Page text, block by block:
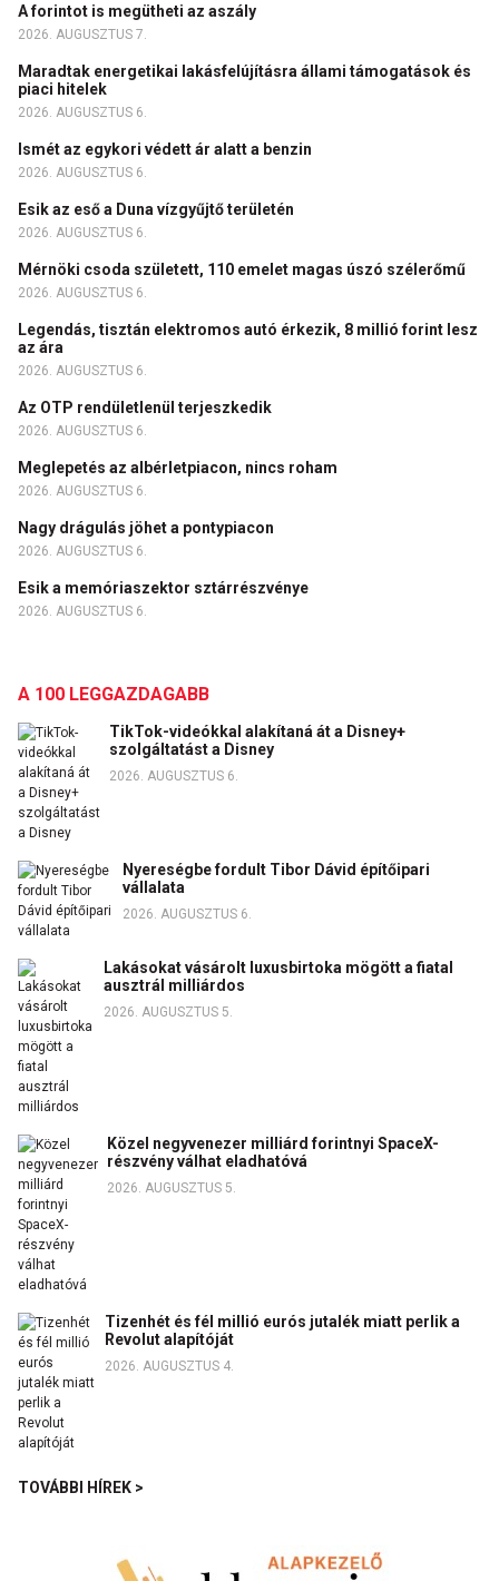
A forintot is megütheti az aszály
2026. AUGUSZTUS 7.
Maradtak energetikai lakásfelújításra állami támogatások és
piaci hitelek
2026. AUGUSZTUS 6.
Ismét az egykori védett ár alatt a benzin
2026. AUGUSZTUS 6.
Esik az eső a Duna vízgyűjtő területén
2026. AUGUSZTUS 6.
Mérnöki csoda született, 110 emelet magas úszó szélerőmű
2026. AUGUSZTUS 6.
Legendás, tisztán elektromos autó érkezik, 8 millió forint lesz
az ára
2026. AUGUSZTUS 6.
Az OTP rendületlenül terjeszkedik
2026. AUGUSZTUS 6.
Meglepetés az albérletpiacon, nincs roham
2026. AUGUSZTUS 6.
Nagy drágulás jöhet a pontypiacon
2026. AUGUSZTUS 6.
Esik a memóriaszektor sztárrészvénye
2026. AUGUSZTUS 6.
A 100 LEGGAZDAGABB
TikTok-videókkal alakítaná át a Disney+
szolgáltatást a Disney
2026. AUGUSZTUS 6.
Nyereségbe fordult Tibor Dávid építőipari
vállalata
2026. AUGUSZTUS 6.
Lakásokat vásárolt luxusbirtoka mögött a fiatal
ausztrál milliárdos
2026. AUGUSZTUS 5.
Közel negyvenezer milliárd forintnyi SpaceX-
részvény válhat eladhatóvá
2026. AUGUSZTUS 5.
Tizenhét és fél millió eurós jutalék miatt perlik a
Revolut alapítóját
2026. AUGUSZTUS 4.
TOVÁBBI HÍREK >